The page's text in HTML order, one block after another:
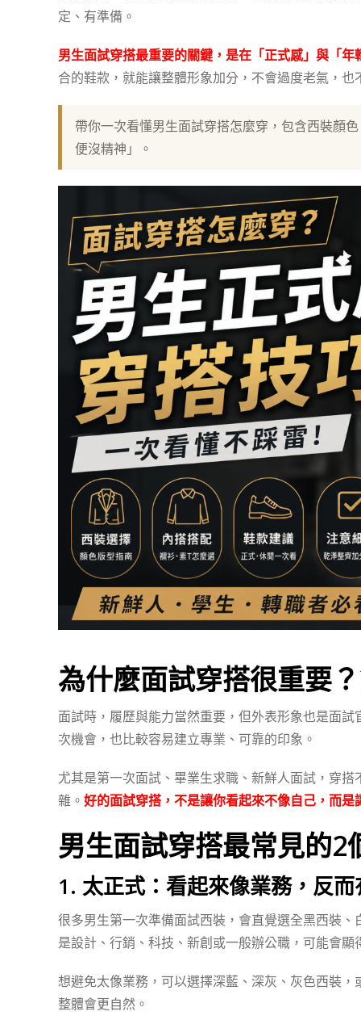
定、有準備。
男生面試穿搭最重要的關鍵，是在「正式感」與「年
合的鞋款，就能讓整體形象加分，不會過度老氣，也
帶你一次看懂男生面試穿搭怎麼穿，包含西裝顏
便沒精神」。
為什麼面試穿搭很重要
面試時，履歷與能力當然重要，但外表形象也是面
次機會，也比較容易建立專業、可靠的印象。
尤其是第一次面試、畢業生求職、新鮮人面試，穿
雜。 好的面試穿搭，不是讓你看起來不像自己，而
男生面試穿搭最常見的2
1. 太正式：看起來像業務，反
很多男生第一次準備面試西裝，會直覺選全黑西裝
是設計、行銷、科技、新創或一般辦公職，可能會顯
想避免太像業務，可以選擇深藍、深灰、灰色西裝
整體會更自然。